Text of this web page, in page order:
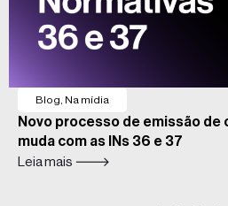
Blog Na mídia
Novo processo de emissão
muda com as INs 36 e 37
Leia mais 🡒